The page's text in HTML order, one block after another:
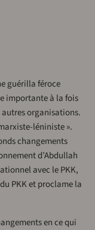
guérilla féroce
importante à la fois
organisations.
léniniste ».
changements
d’Abdullah
avec le PKK,
PKK et proclame la
en ce qui